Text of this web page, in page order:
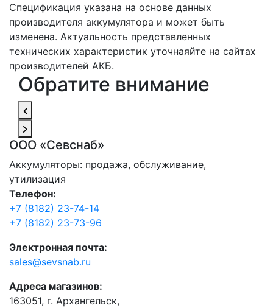
Спецификация указана на основе данных
производителя аккумулятора и может быть
изменена. Актуальность представленных
технических характеристик уточнаяйте на сайтах
производителей АКБ.
Обратите внимание
ООО «Севснаб»
Аккумуляторы: продажа, обслуживание,
утилизация
Телефон:
+7 (8182) 23-74-14
+7 (8182) 23-73-96
Электронная почта:
sales@sevsnab.ru
Адреса магазинов:
163051, г. Архангельск,